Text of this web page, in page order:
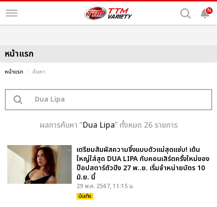
N
หน้าแรก
หน้าแรก ค้นหา
ผลการค้นหา “Dua Lipa” ทั้งหมด 26 รายการ
เตรียมสัมผัสความจึ้งแบบตัวแม่สุดแซ่บ! เต้น
ใหญ่ใส่สุด DUA LIPA กับคอนเสิร์ตครั้งใหม่ของ
ป๊อปสตาร์ตัวปัง 27 พ..ย. เริ่มจำหน่ายบัตร 10
มิ.ย. นี้
29 พ.ค. 2567, 11:15 น.
บันเทิง